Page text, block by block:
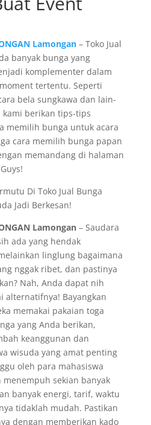
Lamongan– Toko Jual
banyak bunga yang
komplementer dalam
tertentu. Seperti
bela sungkawa dan lain-
berikan tips-tips
memilih bunga untuk acara
cara memilih bunga papan
memandang di halaman
Di Toko Jual Bunga
Jadi Berkesan!
Lamongan– Saudara
ada yang hendak
linglung bagaimana
nggak ribet, dan pastinya
Nah, Anda dapat nih
alternatifnya! Bayangkan
memakai pakaian toga
yang Anda berikan,
keanggunan dan
wisuda yang amat penting
oleh para mahasiswa
menempuh sekian banyak
banyak energi, tarif, waktu
tidaklah mudah. Pastikan
dengan memberikan kado